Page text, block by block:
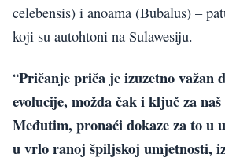
celebensis) i anoama (Bubalus) –
koji su autohtoni na Sulawesiju.
“Pričanje priča je izuzetno važan
evolucije, možda čak i ključ za
Međutim, pronaći dokaze za to u
u vrlo ranoj špiljskoj umjetnosti,